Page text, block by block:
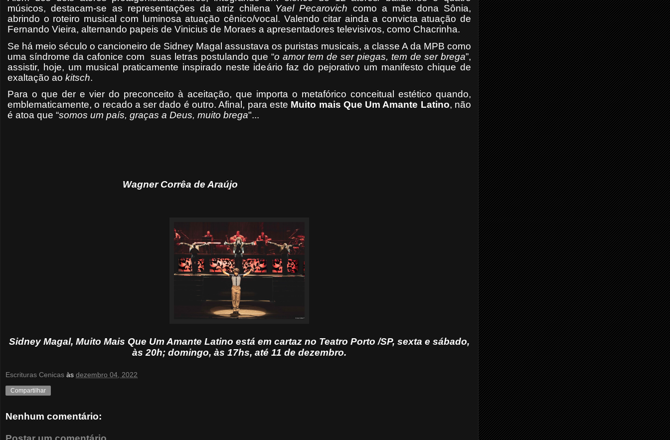
músicos, destacam-se as representações da atriz chilena Yael Pecarovich como a mãe dona Sônia,
abrindo o roteiro musical com luminosa atuação cênico/vocal. Valendo citar ainda a convicta atuação de
Fernando Vieira, alternando papeis de Vinicius de Moraes a apresentadores televisivos, como Chacrinha.
Se há meio século o cancioneiro de Sidney Magal assustava os puristas musicais, a classe A da MPB como
uma síndrome da cafonice com suas letras postulando que “o amor tem de ser piegas, tem de ser brega”,
assistir, hoje, um musical praticamente inspirado neste ideário faz do pejorativo um manifesto chique de
exaltação ao kitsch.
Para o que der e vier do preconceito à aceitação, que importa o metafórico conceitual estético quando,
emblematicamente, o recado a ser dado é outro. Afinal, para este Muito mais Que Um Amante Latino, não
é atoa que “somos um país, graças a Deus, muito brega"...
Wagner Corrêa de Araújo
Sidney Magal, Muito Mais Que Um Amante Latino está em cartaz no Teatro Porto /SP, sexta e sábado,
às 20h; domingo, às 17hs, até 11 de dezembro.
Escrituras Cenicas às dezembro 04, 2022
Compartilhar
Nenhum comentário: